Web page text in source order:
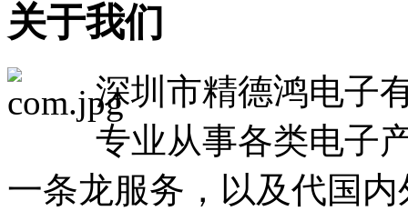
关于我们
深圳市精德鸿电子
专业从事各类电子
一条龙服务，以及代国